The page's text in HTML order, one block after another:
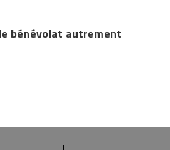
bénévolat autrement